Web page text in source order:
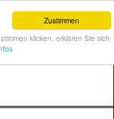
Zustimmen
klicken, erklären Sie sich